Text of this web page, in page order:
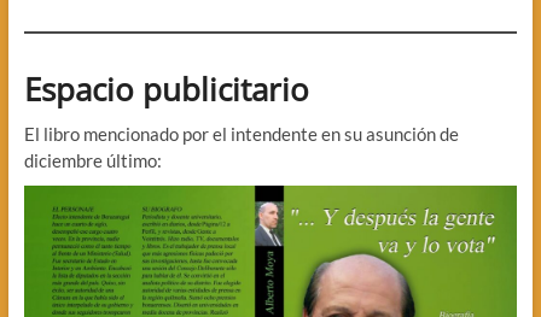
Espacio publicitario
El libro mencionado por el intendente en su asunción de
diciembre último: